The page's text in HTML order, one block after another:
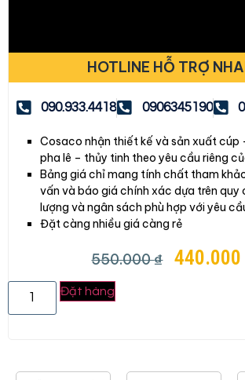
HOTLINE HỖ TRỢ
090.933.4418 0906345190
Cosaco nhận thiết kế và sản xuất cúp
pha lê – thủy tinh theo yêu cầu riêng
Bảng giá chỉ mang tính chất tham
vấn và báo giá chính xác dựa trên quy
lượng và ngân sách phù hợp với yêu
Đặt càng nhiều giá càng rẻ
550.000₫ 440.000
Đặt hàng